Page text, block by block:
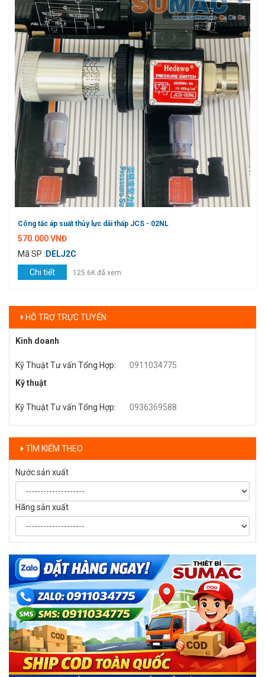
Công tắc áp suất thủy lực dải thấp JCS - 02NL
570.000 VNĐ
Mã SP : DELJ2C
Chi tiết
125.6K đã xem
HỖ TRỢ TRỰC TUYẾN
Kinh doanh
Kỹ Thuật Tư vấn Tổng Hợp:
0911034775
Kỹ thuật
Kỹ Thuật Tư vấn Tổng Hợp: 0936369588
TÌM KIẾM THEO
Nước sản xuất
Hãng sản xuất